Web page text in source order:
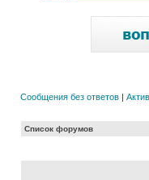
Сообщения без ответов |
Список форумов